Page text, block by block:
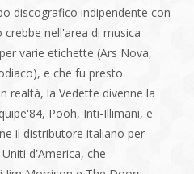
discografico indipendente con
nell'area di musica
varie etichette (Ars Nova,
e che fu presto
realtà, la Vedette divenne la
Pooh, Inti-Illimani, e
il distributore italiano per
d'America, che